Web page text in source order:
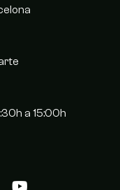
a 15:00h